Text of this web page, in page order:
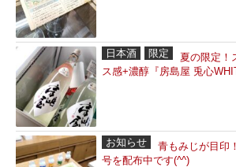
日本酒 限定
夏の限定！
ス感+濃醇『房島屋 兎心
お知らせ
青もみじが目印
号を配布中です(^^)